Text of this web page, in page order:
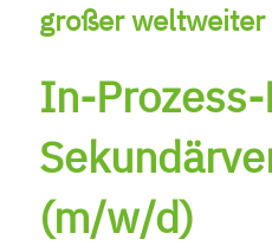
großer welt­weiter
In-
(m/w/d)